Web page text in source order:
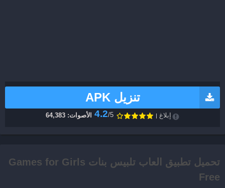
تنزيل APK
إبلاغ 4.2/5 الأصوات: 64,383
تحميل تطبيق العاب تلبيس بنات Games for Girls
Free